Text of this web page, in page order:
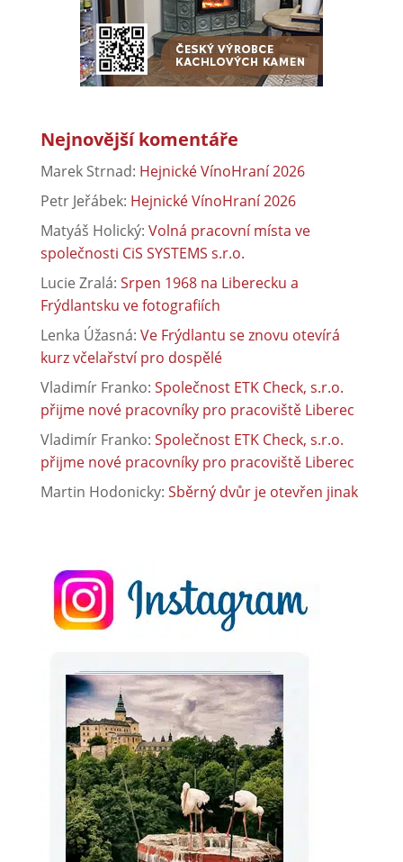
Nejnovější komentáře
Marek Strnad: Hejnické VínoHraní 2026
Petr Jeřábek: Hejnické VínoHraní 2026
Matyáš Holický: Volná pracovní místa ve
společnosti CiS SYSTEMS s.r.o.
Lucie Zralá: Srpen 1968 na Liberecku a
Frýdlantsku ve fotografiích
Lenka Úžasná: Ve Frýdlantu se znovu otevírá
kurz včelařství pro dospělé
Vladimír Franko: Společnost ETK Check, s.r.o.
přijme nové pracovníky pro pracoviště Liberec
Vladimír Franko: Společnost ETK Check, s.r.o.
přijme nové pracovníky pro pracoviště Liberec
Martin Hodonicky: Sběrný dvůr je otevřen jinak